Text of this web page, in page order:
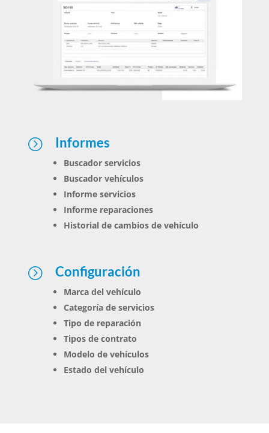
= Informes
Buscador servicios
Buscador vehículos
Informe servicios
Informe reparaciones
Historial de cambios de vehículo
= Configuración
Marca del vehículo
Categoría de servicios
Tipo de reparación
Tipos de contrato
Modelo de vehículos
Estado del vehículo